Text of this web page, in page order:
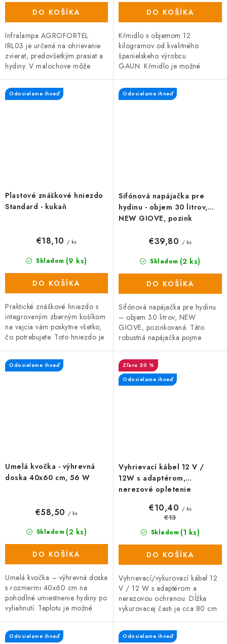
DO KOŠÍKA
Infralampa AGROFORTEL
IRL03 je určená na ohrievanie
zvierat, predovšetkým prasiat a
hydiny. V malochove môže
DO KOŠÍKA
Kŕmidlo s objemom 12
kilogramov od kvalitného
španielskeho výrobcu
GAUN. Kŕmidlo je možné
šnúrky zavesiť za ucho a
vytvoriť tak závesné...
Plastové znáškové hniezdo
Standard - kukaň
Odosielame ihneď
Skladom (9 ks)
€18,10 / ks
DO KOŠÍKA
Praktické znáškové hniezdo s
integrovaným zberným košíkom
na vajcia vám poskytne všetko,
čo potrebujete. Toto hniezdo je
zberný košík...
Sifónová napájačka pre
hydinu - objem 30 litrov,
NEW GIOVE, pozink
Odosielame ihneď
Skladom (2 ks)
€39,80 / ks
DO KOŠÍKA
Sifónová napájačka pre hydinu
– objem 30 litrov, NEW
GIOVE, pozinkovaná. Táto
robustná napájačka pojme
sliepok, vďaka čomu je ideálnou
voľbou pre...
Umelá kvočka - výhrevná
doska 40x60 cm, 56 W
Odosielame ihneď
Skladom (2 ks)
€58,50 / ks
DO KOŠÍKA
Umelá kvočka – výhrevná doska
s rozmermi 40x60 cm na
pohodlné umiestnenie hydiny po
vyliahnutí. Teplotu je možné
nastaviteľných žltých nožičiek. K
produktu je...
Vyhrievací kábel 12 V /
12W s adaptérom,
nerezové opletenie
20 %
Odosielame ihneď
Skladom (1 ks)
€10,40 / ks
€13
DO KOŠÍKA
Vyhrievací/vykurovací kábel 12
V / 12 W s adaptérom a
nerezovou ochranou. Dĺžka
vykurovacej časti je cca 80 cm
vykurovacej časti je 2,2 metra....
Odosielame ihneď Odosielame ihneď